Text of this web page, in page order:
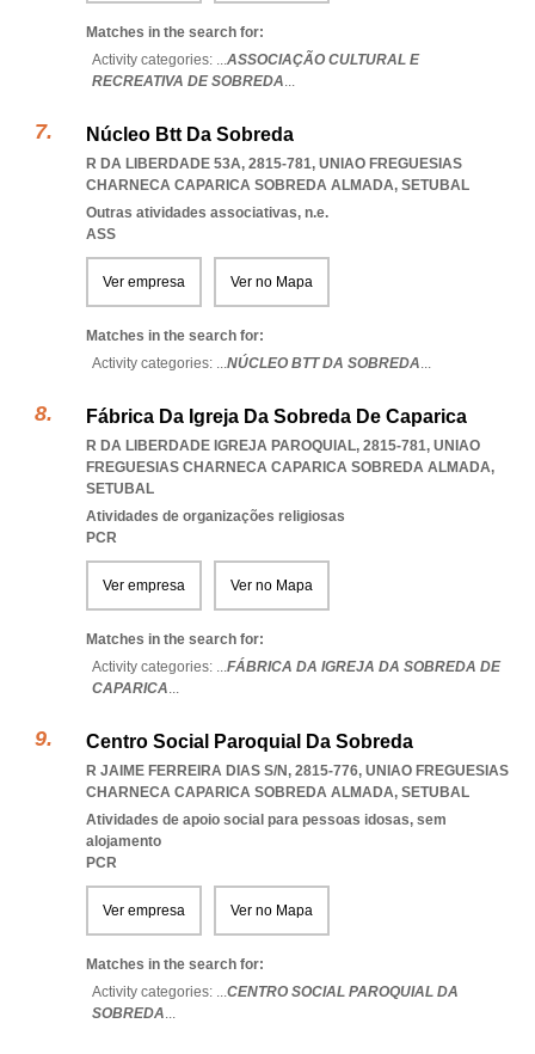
Matches in the search for:
Activity categories: ...ASSOCIAÇÃO CULTURAL E
RECREATIVA DE SOBREDA...
Núcleo Btt Da Sobreda
R DA LIBERDADE 53A, 2815-781, UNIAO FREGUESIAS
CHARNECA CAPARICA SOBREDA ALMADA, SETUBAL
Outras atividades associativas, n.e.
ASS
Ver empresa Ver no Mapa
Matches in the search for:
Activity categories: ...NÚCLEO BTT DA SOBREDA...
Fábrica Da Igreja Da Sobreda De Caparica
R DA LIBERDADE IGREJA PAROQUIAL, 2815-781, UNIAO
FREGUESIAS CHARNECA CAPARICA SOBREDA ALMADA,
SETUBAL
Atividades de organizações religiosas
PCR
Ver empresa Ver no Mapa
Matches in the search for:
Activity categories: ...FÁBRICA DA IGREJA DA SOBREDA DE
CAPARICA...
Centro Social Paroquial Da Sobreda
R JAIME FERREIRA DIAS S/N, 2815-776, UNIAO FREGUESIAS
CHARNECA CAPARICA SOBREDA ALMADA, SETUBAL
Atividades de apoio social para pessoas idosas, sem
alojamento
PCR
Ver empresa Ver no Mapa
Matches in the search for:
Activity categories: ...CENTRO SOCIAL PAROQUIAL DA
SOBREDA...